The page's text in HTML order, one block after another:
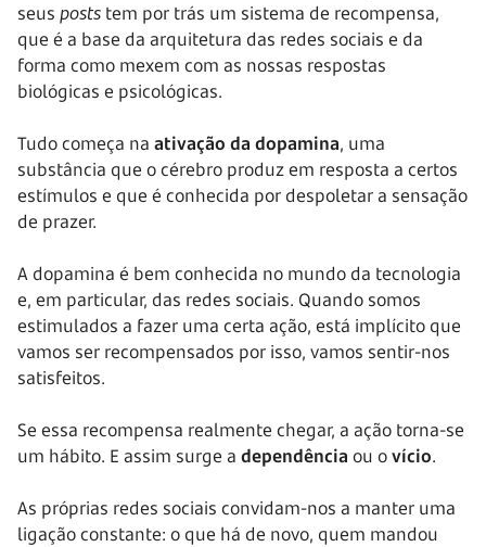
seus posts tem por trás um sistema de recompensa,
que é a base da arquitetura das redes sociais e da
forma como mexem com as nossas respostas
biológicas e psicológicas.
Tudo começa na ativação da dopamina, uma
substância que o cérebro produz em resposta a certos
estímulos e que é conhecida por despoletar a sensação
de prazer.
A dopamina é bem conhecida no mundo da tecnologia
e, em particular, das redes sociais. Quando somos
estimulados a fazer uma certa ação, está implícito que
vamos ser recompensados por isso, vamos sentir-nos
satisfeitos.
Se essa recompensa realmente chegar, a ação torna-se
um hábito. E assim surge a dependência ou ovício.
As próprias redes sociais convidam-nos a manter uma
ligação constante: o que há de novo, quem mandou